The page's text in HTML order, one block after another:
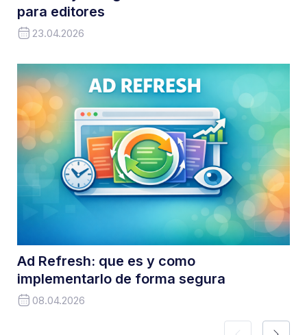
para editores
23.04.2026
Ad Refresh: que es y como
implementarlo de forma segura
08.04.2026